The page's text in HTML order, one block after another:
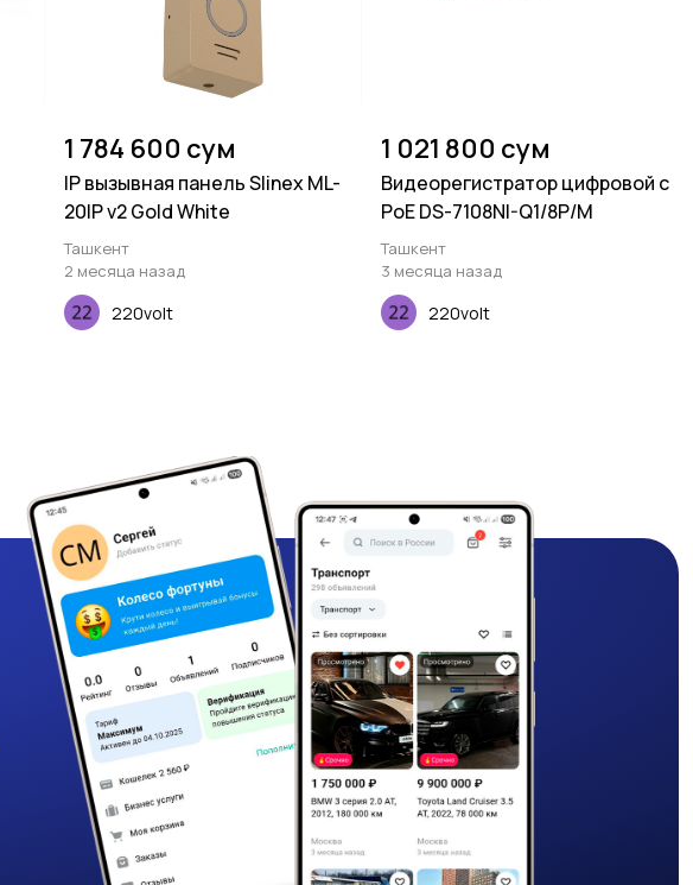
1 784 600 сум
IP вызывная панель Slinex ML-
20IP v2 Gold White
Ташкент
2 месяца назад
220volt
1 021 800 сум
Видеорегистратор цифровой c
PoE DS-7108NI-Q1/8P/M
Ташкент
3 месяца назад
220volt